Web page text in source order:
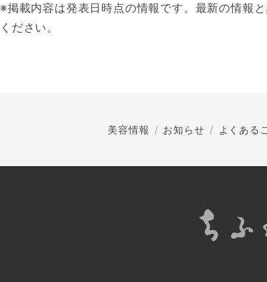
※掲載内容は発表日時点の情報です。最新の情報
ください。
美容情報 お知らせ よくある